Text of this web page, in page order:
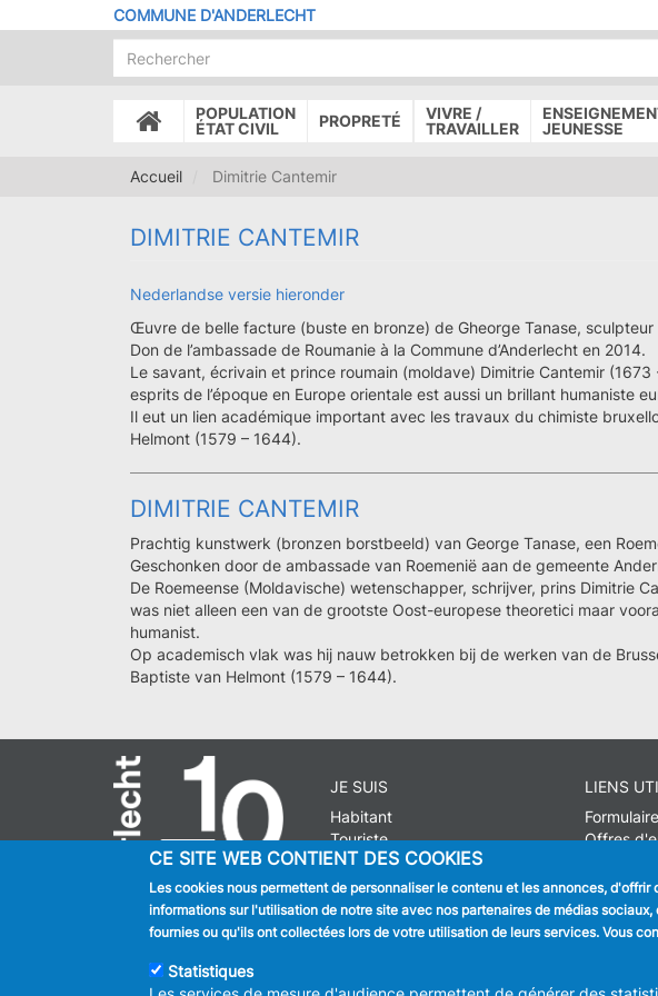
au
COMMUNE D'ANDERLECHT
ACCUEIL
POPULATION
ÉTAT CIVIL
PROPRETÉ
VIVRE /
TRAVAILLER
JEUNESSE
Accueil Dimitrie Cantemir
DIMITRIE CANTEMIR
Nederlandse versie hieronder
Œuvre de belle facture (buste en bronze) de Gheorge Tanase, sculpteur
Don de l’ambassade de Roumanie à la Commune d’Anderlecht en 2014.
Le savant, écrivain et prince roumain (moldave) Dimitrie Cantemir
esprits de l’époque en Europe orientale est aussi un brillant humaniste
Il eut un lien académique important avec les travaux du chimiste
Helmont (1579 – 1644).
DIMITRIE CANTEMIR
Prachtig kunstwerk (bronzen borstbeeld) van George Tanase, een
Geschonken door de ambassade van Roemenië aan de gemeente
De Roemeense (Moldavische) wetenschapper, schrijver, prins Dimitrie
was niet alleen een van de grootste Oost-europese theoretici maar
humanist.
Op academisch vlak was hij nauw betrokken bij de werken van de
Baptiste van Helmont (1579 – 1644).
JE SUIS
Habitant
Touriste
Entreprise
Journaliste
LIENS
Offres
© 2026 ADMINISTRATION COMMUNALE
CE SITE WEB CONTIENT DES COOKIES
Les cookies nous permettent de personnaliser le contenu et les annonces,
informations sur l'utilisation de notre site avec nos partenaires de médias
fournies ou qu'ils ont collectées lors de votre utilisation de leurs services. Vous
Statistiques